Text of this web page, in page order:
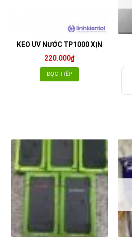
KEO UV NƯỚC TP1000 XỊN
220.000₫
ĐỌC TIẾP